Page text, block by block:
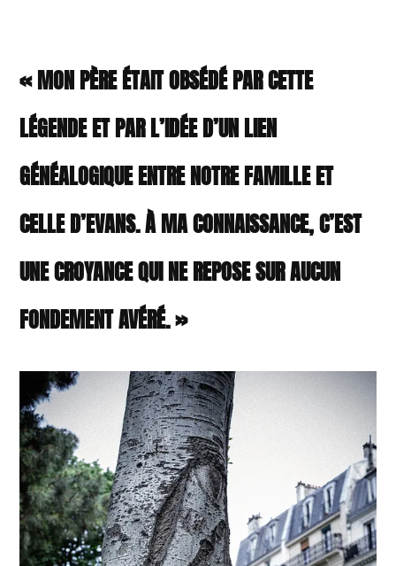
« MON PÈRE ÉTAIT OBSÉDÉ PAR CETTE
LÉGENDE ET PAR L’IDÉE D’UN LIEN
GÉNÉALOGIQUE ENTRE NOTRE FAMILLE ET
CELLE D’EVANS. À MA CONNAISSANCE, C’EST
UNE CROYANCE QUI NE REPOSE SUR AUCUN
FONDEMENT AVÉRÉ. »